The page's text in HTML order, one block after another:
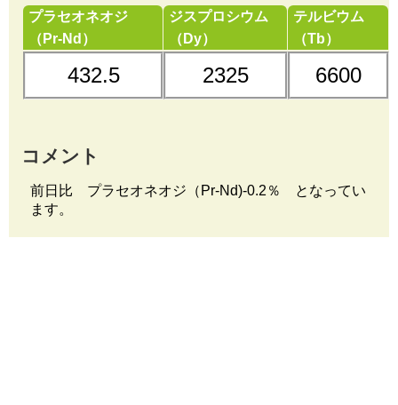
プラセオネオジ
（Pr-Nd）
432.5
ジスプロシウム
（Dy）
2325
テルビウム
（Tb）
6600
コメント
前日比 プラセオネオジ（Pr-Nd)-0.2％ となってい
ます。